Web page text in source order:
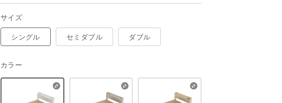
サイズ
シングル セミダブル ダブル
カラー